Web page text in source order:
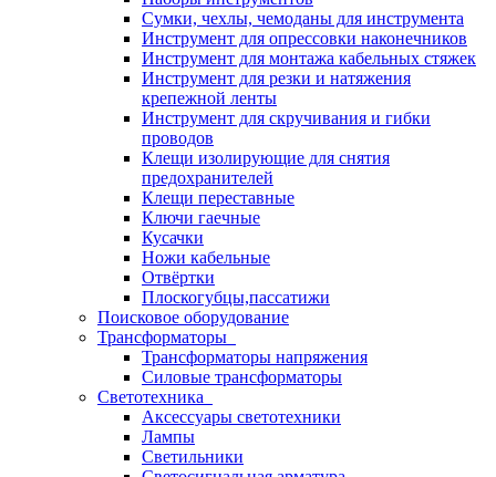
Сумки, чехлы, чемоданы для инструмента
Инструмент для опрессовки наконечников
Инструмент для монтажа кабельных стяжек
Инструмент для резки и натяжения
крепежной ленты
Инструмент для скручивания и гибки
проводов
Клещи изолирующие для снятия
предохранителей
Клещи переставные
Ключи гаечные
Кусачки
Ножи кабельные
Отвёртки
Плоскогубцы,пассатижи
Поисковое оборудование
Трансформаторы
Трансформаторы напряжения
Силовые трансформаторы
Светотехника
Аксессуары светотехники
Лампы
Светильники